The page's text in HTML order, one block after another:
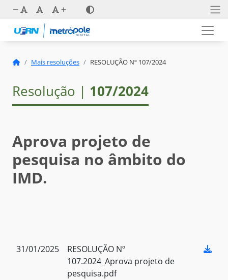
Mais resoluções RESOLUÇÃO Nº 107/2024
Resolução | 107/2024
Aprova projeto de
pesquisa no âmbito do
IMD.
31/01/2025
RESOLUÇÃO Nº
107.2024_Aprova projeto de
pesquisa.pdf